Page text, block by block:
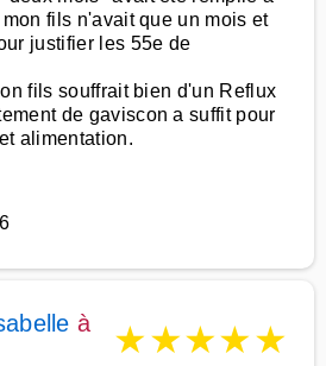
fils n'avait que un mois et
justifier les 55e de
fils souffrait bien d'un Reflux
de gaviscon a suffit pour
alimentation.
à
★★★★★